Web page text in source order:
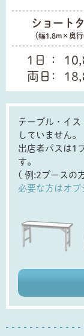
ショート
（幅1.8m×奥行
1日
両日
テーブル・イ
していません。
出店者パスは1
す。
( 例:2ブースの
必要な方はオプ